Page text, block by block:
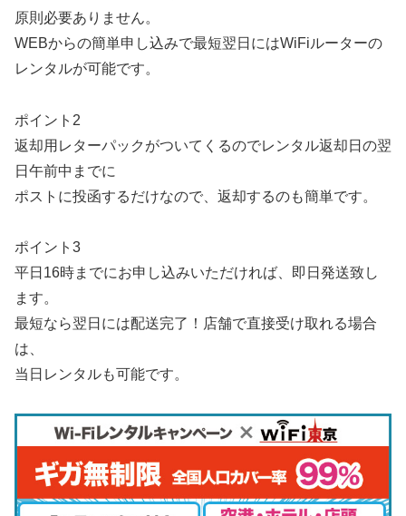
原則必要ありません。
WEBからの簡単申し込みで最短翌日にはWiFiルーターの
レンタルが可能です。
ポイント2
返却用レターパックがついてくるのでレンタル返却日の翌
日午前中までに
ポストに投函するだけなので、返却するのも簡単です。
ポイント3
平日16時までにお申し込みいただければ、即日発送致し
ます。
最短なら翌日には配送完了！店舗で直接受け取れる場合
は、
当日レンタルも可能です。